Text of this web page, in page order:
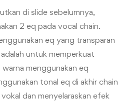
di slide sebelumnya,
2 eq pada vocal chain.
eq yang transparan
untuk memperkuat
menggunakan eq
tonal eq di akhir chain
dan menyelaraskan efek